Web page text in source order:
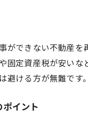
ができない不動産を
固定資産税が安い
避ける方が無難です。
イント